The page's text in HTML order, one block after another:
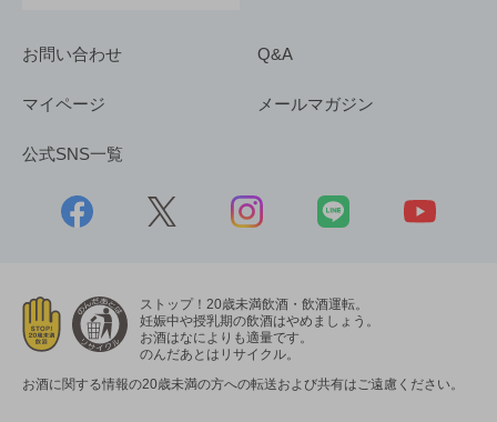
お問い合わせ Q&A
マイページ メールマガジン
公式SNS一覧
ストップ！20歳未満飲酒・飲酒運転。
妊娠中や授乳期の飲酒はやめましょう。
お酒はなによりも適量です。
のんだあとはリサイクル。
お酒に関する情報の20歳未満の方への転送および共有はご遠慮ください。